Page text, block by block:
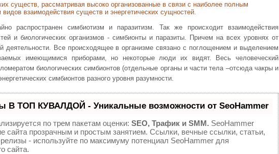
существ, рассматривая высоко организованные в связи с наиболее полным
взаимодействия существ и энергетических сущностей.
распространен симбиотизм и паразитизм. Так же происходит взаимодействия
и биологических организмов - симбионты и паразиты. Причем на всех уровнях от
Все происходящее в организме связано с поглощением и выделением
имеющимися приборами, но некоторые люди их видят. Весь человеческий
биологических симбионтов (отдельные органы и части тела –отсюда чакры и
симбионтов разного уровня разумности.
В ТОП КУВАЛДОЙ - Уникальные возможности от SeoHammer
по трем пакетам оценки: SEO, Трафик и SMM. SeoHammer
сайта прозрачным и простым занятием. Ссылки, вечные ссылки, статьи,
- используйте по максимуму потенциал SeoHammer для
сайта.